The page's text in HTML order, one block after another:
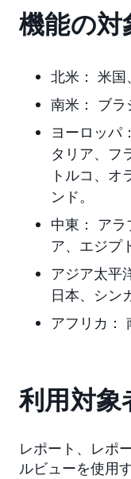
機能の対
北米： 米国
南米： ブラ
ヨーロッパ
タリア、フ
トルコ、オ
ンド。
中東： ア
ア、エジプ
アジア太平
日本、シン
アフリカ：
利用対象
レポート、レポ
ルビューを使用